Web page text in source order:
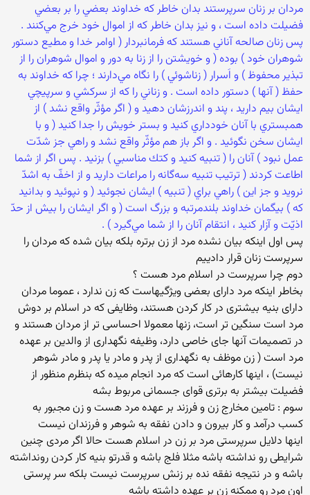
‏مردان بر زنان سرپرستند بدان خاطر كه خداوند بعضي را بر بعضي
فضيلت داده است ، و نيز بدان خاطر كه از اموال خود خرج مي‌كنند .
پس زنان صالحه آناني هستند كه فرمانبردار ( اوامر خدا و مطيع دستور
شوهران خود ) بوده ( و خويشتن را از زنا به دور و اموال شوهران را از
تبذير محفوظ ) و اَسرار ( زناشوئي ) را نگاه مي‌دارند ؛ چرا كه خداوند به
حفظ ( آنها ) دستور داده است . و زناني را كه از سركشي و سرپيچي
ايشان بيم داريد ، پند و اندرزشان دهيد و ( اگر مؤثّر واقع نشد ) از
همبستري با آنان خودداري كنيد و بستر خويش را جدا كنيد ( و با
ايشان سخن نگوئيد . و اگر باز هم مؤثّر واقع نشد و راهي جز شدّت
عمل نبود ) آنان را ( تنبيه كنيد و كتك مناسبي ) بزنيد . پس اگر از شما
اطاعت كردند ( ترتيب تنبيه سه‌گانه را مراعات داريد و از اخفّ به اشدّ
نرويد و جز اين ) راهي براي ( تنبيه ) ايشان نجوئيد ( و نپوئيد و بدانيد
كه ) بيگمان خداوند بلندمرتبه و بزرگ است ( و اگر ايشان را بيش از حدّ
اذيّت و آزار كنيد ، انتقام آنان را از شما مي‌گيرد ) .‏
پس اول اینکه بیان نشده مرد از زن برتره بلکه بیان شده که مردان را
سرپرست زنان قرار دادییم
دوم چرا سرپرست در اسلام مرد هست ؟
بخاطر اینکه مرد دارای بعضی ویژگیهاست که زن ندارد ، عموما مردان
دارای بنیه بیشتری در کار کردن هستند، وظایفی که در اسلام بر دوش
مرد است سنگین تر است، زنها معمولا احساسی تر از مردان هستند و
در تصمیمات آنها جای خاصی دارد، وظیفه نگهداری از والدین بر عهده
مرد است ( زن موظف به نگهداری از پدر و مادر یا پدر و مادر شوهر
نیست) ، اینها کارهائی است که مرد انجام میده که بنظرم منظور از
فضیلت بیشتر به برتری قوای جسمانی مربوط بشه
سوم : تامین مخارج زن و فرزند بر عهده مرد هست و زن مجبور به
کسب درآمد و کار بیرون و دادن نفقه به شوهر و فرزندان نیست
اینها دلایل سرپرستی مرد بر زن در اسلام هست حالا اگر مردی چنین
شرایطی رو نداشته باشه مثلا فلج باشه و قدرتو بنیه کار کردن رونداشته
باشه و در نتیجه نفقه نده بر زنش سرپرست نیست بلکه سر پرستی
اون مرد رو ممکنه زن بر عهده داشته باشه